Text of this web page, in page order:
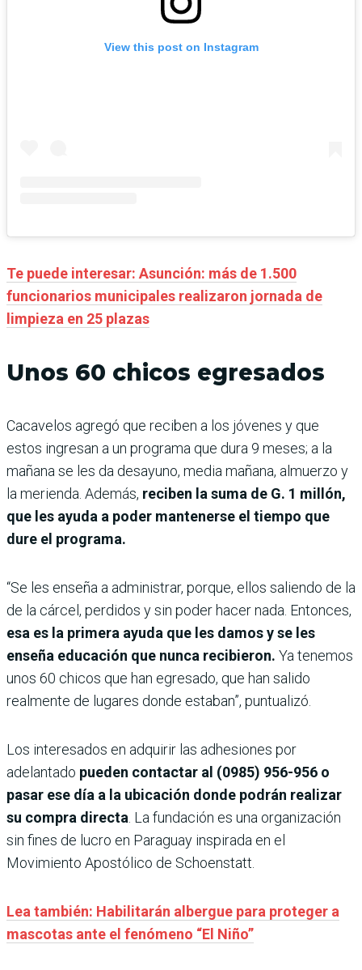
View this post on Instagram
Te puede interesar: Asunción: más de 1.500
funcionarios municipales realizaron jornada de
limpieza en 25 plazas
Unos 60 chicos egresados
Cacavelos agregó que reciben a los jóvenes y que
estos ingresan a un programa que dura 9 meses; a la
mañana se les da desayuno, media mañana, almuerzo y
la merienda. Además, reciben la suma de G. 1 millón,
que les ayuda a poder mantenerse el tiempo que
dure el programa.
“Se les enseña a administrar, porque, ellos saliendo de la
de la cárcel, perdidos y sin poder hacer nada. Entonces,
esa es la primera ayuda que les damos y se les
enseña educación que nunca recibieron. Ya tenemos
unos 60 chicos que han egresado, que han salido
realmente de lugares donde estaban”, puntualizó.
Los interesados en adquirir las adhesiones por
adelantado pueden contactar al (0985) 956-956 o
pasar ese día a la ubicación donde podrán realizar
su compra directa . La fundación es una organización
sin fines de lucro en Paraguay inspirada en el
Movimiento Apostólico de Schoenstatt.
Lea también: Habilitarán albergue para proteger a
mascotas ante el fenómeno “El Niño”